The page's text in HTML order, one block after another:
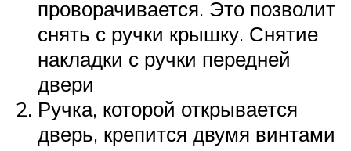
проворачивается. Это позволит
снять с ручки крышку. Снятие
накладки с ручки передней
двери
Ручка, которой открывается
дверь, крепится двумя винтами